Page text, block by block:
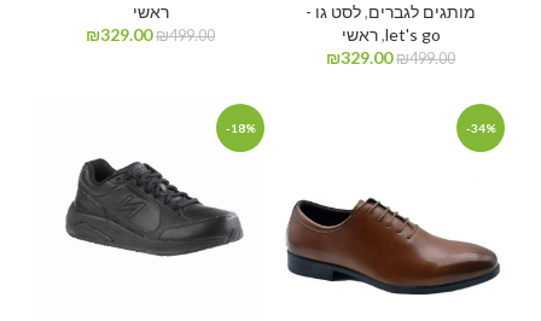
מותגים לגברים,לסט גו -
let's go
,ראשי
₪499.00
₪329.00
ראשי
₪499.00
₪329.00
-34%
-18%